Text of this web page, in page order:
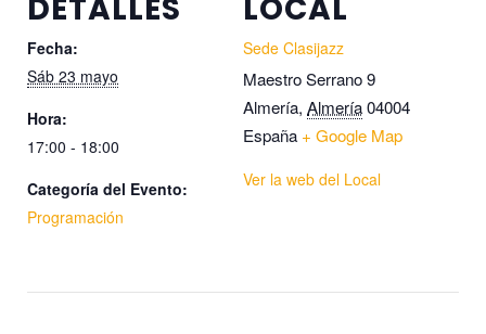
DETALLES
Fecha:
Sáb 23 mayo
Hora:
17:00 - 18:00
Categoría del Evento:
Programación
LOCAL
Sede Clasijazz
Maestro Serrano 9
Almería, Almería04004
España + Google Map
Ver la web del Local